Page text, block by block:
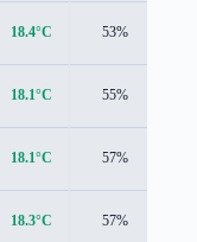
18.4°C 53%
18.1°C 55%
18.1°C 57%
18.3°C 57%